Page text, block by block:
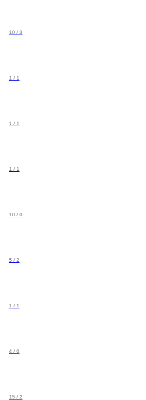
3 / 10
1 / 1
1 / 1
1 / 1
0 / 10
2 / 5
1 / 1
0 / 4
2 / 15